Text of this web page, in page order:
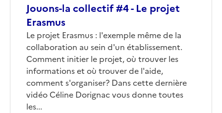
Jouons-la collectif #4 - Le projet
Erasmus
Corps
Le projet Erasmus : l'exemple même de la
collaboration au sein d'un établissement.
Comment initier le projet, où trouver les
informations et où trouver de l'aide,
comment s'organiser? Dans cette dernière
vidéo Céline Dorignac vous donne toutes
les...